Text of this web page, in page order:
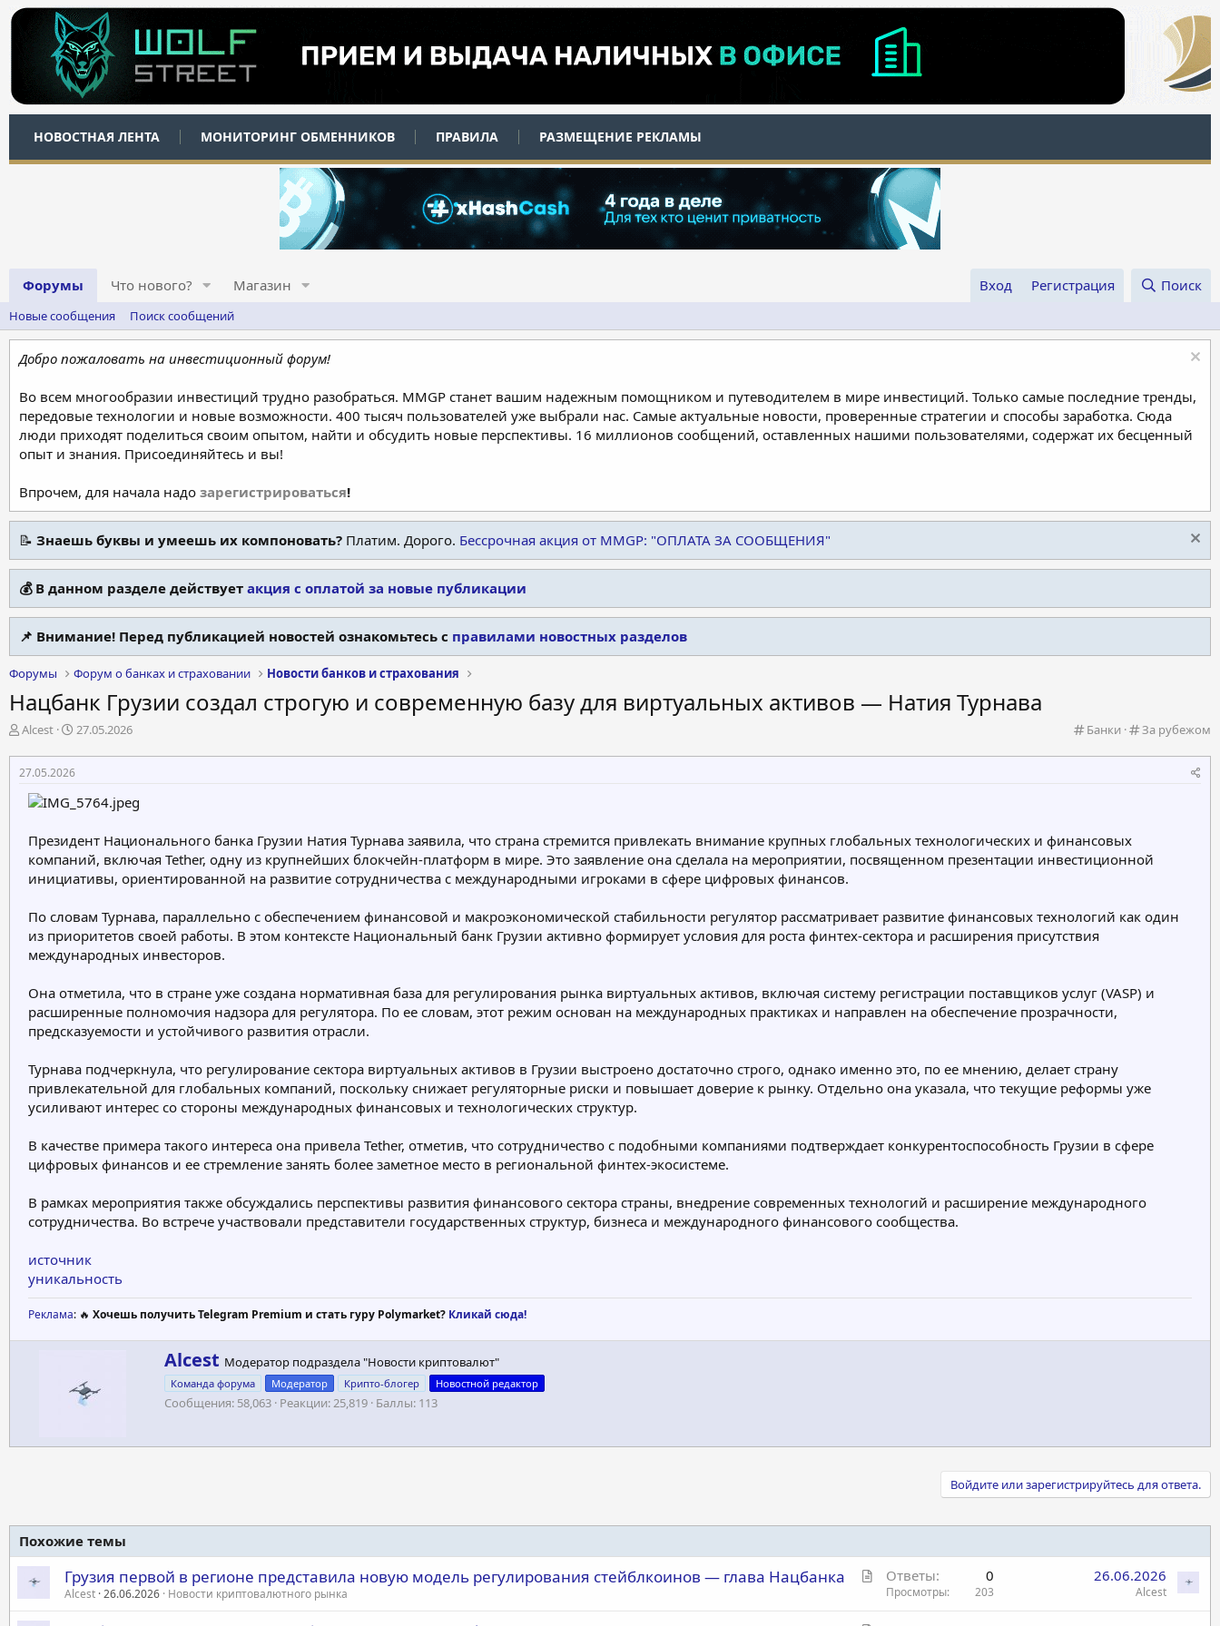
НОВОСТНАЯ ЛЕНТА МОНИТОРИНГ ОБМЕННИКОВ ПРАВИЛА РАЗМЕЩЕНИЕ РЕКЛАМЫ
Форумы Что нового? Магазин Вход Регистрация Поиск
Новые сообщения Поиск сообщений
Добро пожаловать на инвестиционный форум!
Во всем многообразии инвестиций трудно разобраться. MMGP станет вашим надежным помощником и путеводителем в мире инвестиций. Только самые последние тренды,
передовые технологии и новые возможности. 400 тысяч пользователей уже выбрали нас. Самые актуальные новости, проверенные стратегии и способы заработка. Сюда
люди приходят поделиться своим опытом, найти и обсудить новые перспективы. 16 миллионов сообщений, оставленных нашими пользователями, содержат их бесценный
опыт и знания. Присоединяйтесь и вы!
Впрочем, для начала надо зарегистрироваться!
📝 Знаешь буквы и умеешь их компоновать? Платим. Дорого. Бессрочная акция от MMGP: "ОПЛАТА ЗА СООБЩЕНИЯ"
💰 В данном разделе действует акция с оплатой за новые публикации
📌 Внимание! Перед публикацией новостей ознакомьтесь с правилами новостных разделов
Форумы Форум о банках и страховании Новости банков и страхования
Нацбанк Грузии создал строгую и современную базу для виртуальных активов — Натия Турнава
К
т
и
я
Банки
К
т
я
За рубежом
А
т
о
м
ы
Alcest
Д
т
а
а
л
а
27.05.2026
27.05.2026
Президент Национального банка Грузии Натия Турнава заявила, что страна стремится привлекать внимание крупных глобальных технологических и финансовых
компаний, включая Tether, одну из крупнейших блокчейн-платформ в мире. Это заявление она сделала на мероприятии, посвященном презентации инвестиционной
инициативы, ориентированной на развитие сотрудничества с международными игроками в сфере цифровых финансов.
По словам Турнава, параллельно с обеспечением финансовой и макроэкономической стабильности регулятор рассматривает развитие финансовых технологий как один
из приоритетов своей работы. В этом контексте Национальный банк Грузии активно формирует условия для роста финтех-сектора и расширения присутствия
международных инвесторов.
Она отметила, что в стране уже создана нормативная база для регулирования рынка виртуальных активов, включая систему регистрации поставщиков услуг (VASP) и
расширенные полномочия надзора для регулятора. По ее словам, этот режим основан на международных практиках и направлен на обеспечение прозрачности,
предсказуемости и устойчивого развития отрасли.
Турнава подчеркнула, что регулирование сектора виртуальных активов в Грузии выстроено достаточно строго, однако именно это, по ее мнению, делает страну
привлекательной для глобальных компаний, поскольку снижает регуляторные риски и повышает доверие к рынку. Отдельно она указала, что текущие реформы уже
усиливают интерес со стороны международных финансовых и технологических структур.
В качестве примера такого интереса она привела Tether, отметив, что сотрудничество с подобными компаниями подтверждает конкурентоспособность Грузии в сфере
цифровых финансов и ее стремление занять более заметное место в региональной финтех-экосистеме.
В рамках мероприятия также обсуждались перспективы развития финансового сектора страны, внедрение современных технологий и расширение международного
сотрудничества. Во встрече участвовали представители государственных структур, бизнеса и международного финансового сообщества.
источник
уникальность
Реклама: 🔥 Хочешь получить Telegram Premium и стать гуру Polymarket? Кликай сюда!
А
в
т
о
Alcest Модератор подраздела "Новости криптовалют"
Команда форума Модератор Крипто-блогер Новостной редактор
Сообщения 58,063 Реакции 25,819 Баллы 113
Войдите или зарегистрируйтесь для ответа.
Похожие темы
С
Грузия первой в регионе представила новую модель регулирования стейблкоинов — глава Нацбанка
Alcest 26.06.2026 Новости криптовалютного рынка
Ответы 0
Просмотры 203
26.06.2026
Alcest